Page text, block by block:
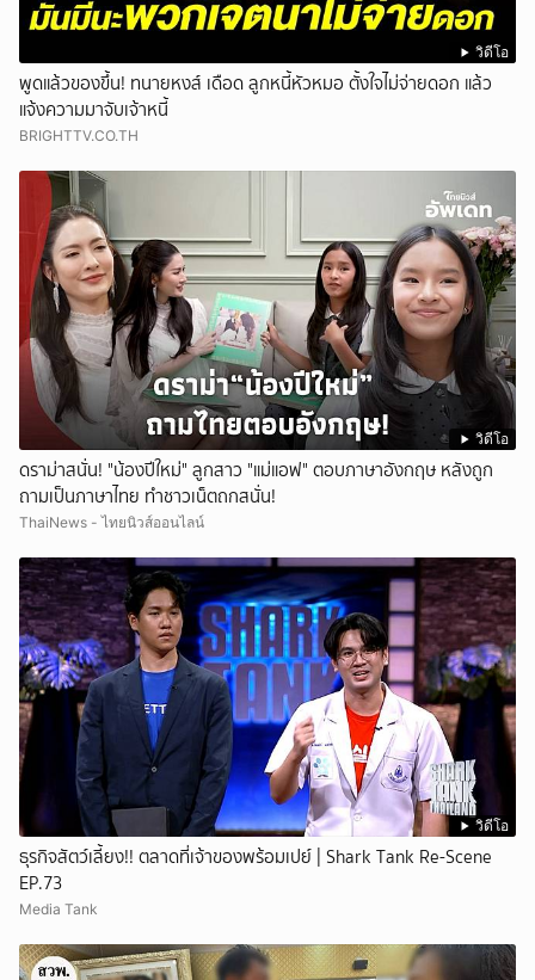
วิดีโอ
พูดแล้วของขึ้น! ทนายหงส์ เดือด ลูกหนี้หัวหมอ ตั้งใจไม่จ่ายดอก แล้ว
แจ้งความมาจับเจ้าหนี้
BRIGHTTV.CO.TH
วิดีโอ
ดราม่าสนั่น! "น้องปีใหม่" ลูกสาว "แม่แอฟ" ตอบภาษาอังกฤษ หลังถูก
ถามเป็นภาษาไทย ทำชาวเน็ตถกสนั่น!
ThaiNews - ไทยนิวส์ออนไลน์
วิดีโอ
ธุรกิจสัตว์เลี้ยง!! ตลาดที่เจ้าของพร้อมเปย์ | Shark Tank Re-Scene
EP.73
Media Tank